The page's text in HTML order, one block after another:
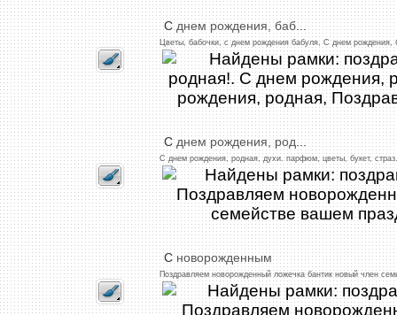
Сднем рождения, баб...
Цветы, бабочки, сднем рождения бабуля, С днем рождения,
Сднем рождения, род...
С днем рождения, родная, духи. парфюм, цветы, букет, страз
Сноворожденным
Поздравляем новорожденный ложечка бантик новый член